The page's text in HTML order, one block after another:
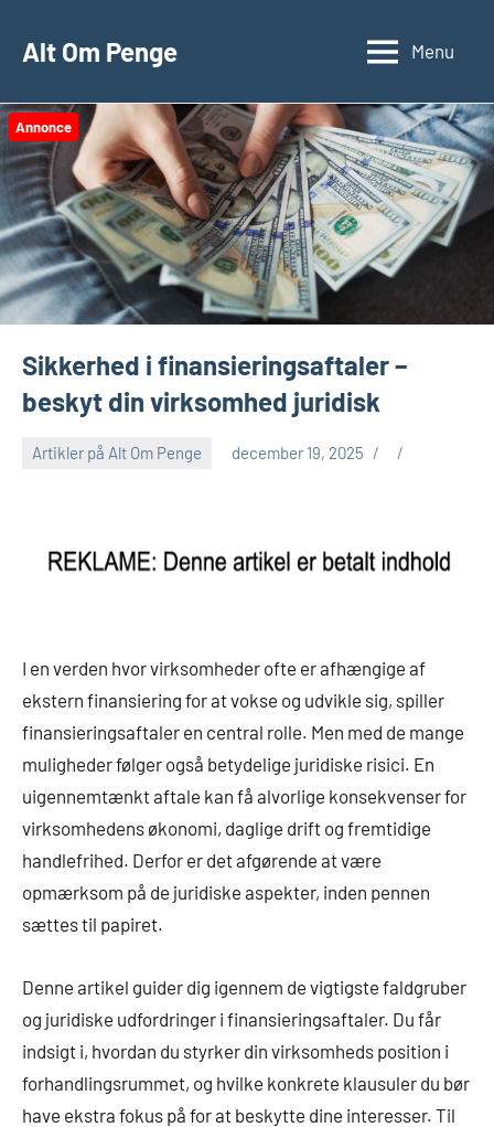
Alt Om Penge Menu
Annonce
Sikkerhed i finansieringsaftaler –
beskyt din virksomhed juridisk
Artikler på Alt Om Penge december 19, 2025
I en verden hvor virksomheder ofte er afhængige af
ekstern finansiering for at vokse og udvikle sig, spiller
finansieringsaftaler en central rolle. Men med de mange
muligheder følger også betydelige juridiske risici. En
uigennemtænkt aftale kan få alvorlige konsekvenser for
virksomhedens økonomi, daglige drift og fremtidige
handlefrihed. Derfor er det afgørende at være
opmærksom på de juridiske aspekter, inden pennen
sættes til papiret.
Denne artikel guider dig igennem de vigtigste faldgruber
og juridiske udfordringer i finansieringsaftaler. Du får
indsigt i, hvordan du styrker din virksomheds position i
forhandlingsrummet, og hvilke konkrete klausuler du bør
have ekstra fokus på for at beskytte dine interesser. Til